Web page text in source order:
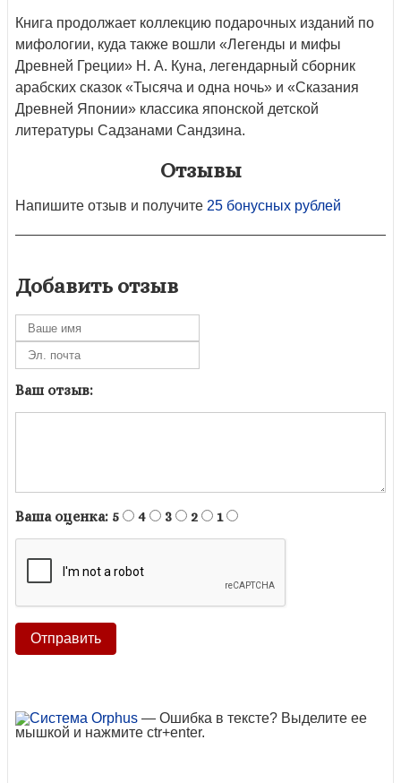
Книга продолжает коллекцию подарочных изданий по
мифологии, куда также вошли «Легенды и мифы
Древней Греции» Н. А. Куна, легендарный сборник
арабских сказок «Тысяча и одна ночь» и «Сказания
Древней Японии» классика японской детской
литературы Садзанами Сандзина.
Отзывы
Напишите отзыв и получите 25 бонусных рублей
Добавить отзыв
Ваш отзыв:
Ваша оценка: 5 4 3 2 1
— Ошибка в тексте? Выделите ее
мышкой и нажмите ctr+enter.